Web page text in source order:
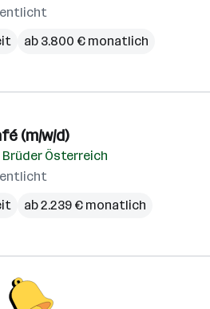
ab 3.800 € monatlich
(m/w/d)
Österreich
ab 2.239 € monatlich